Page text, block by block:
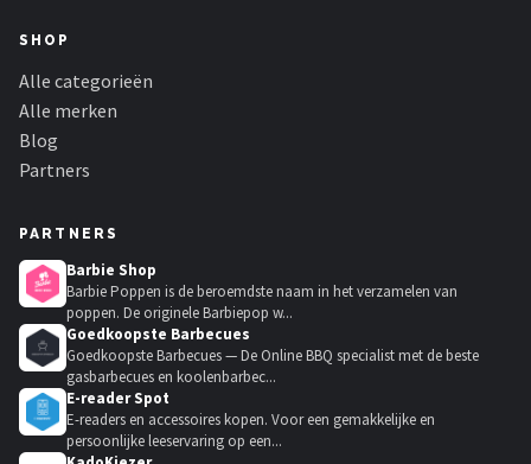
SHOP
Alle categorieën
Alle merken
Blog
Partners
PARTNERS
Barbie Shop
Barbie Poppen is de beroemdste naam in het verzamelen van
poppen. De originele Barbiepop w...
Goedkoopste Barbecues
Goedkoopste Barbecues — De Online BBQ specialist met de beste
gasbarbecues en koolenbarbec...
E-reader Spot
E-readers en accessoires kopen. Voor een gemakkelijke en
persoonlijke leeservaring op een...